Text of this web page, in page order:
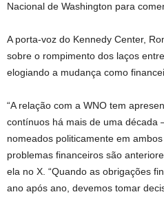
Nacional de Washington para
A porta-voz do Kennedy Center,
sobre o rompimento dos laços
elogiando a mudança como
“A relação com a WNO tem
contínuos há mais de uma década
nomeados politicamente em
problemas financeiros são
ela no X. “Quando as obrigações
ano após ano, devemos tomar